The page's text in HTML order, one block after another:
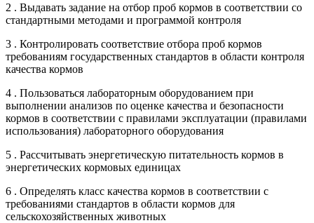
2 . Выдавать задание на отбор проб кормов в соответствии со
стандартными методами и программой контроля
3 . Контролировать соответствие отбора проб кормов
требованиям государственных стандартов в области контроля
качества кормов
4 . Пользоваться лабораторным оборудованием при
выполнении анализов по оценке качества и безопасности
кормов в соответствии с правилами эксплуатации (правилами
использования) лабораторного оборудования
5 . Рассчитывать энергетическую питательность кормов в
энергетических кормовых единицах
6 . Определять класс качества кормов в соответствии с
требованиями стандартов в области кормов для
сельскохозяйственных животных